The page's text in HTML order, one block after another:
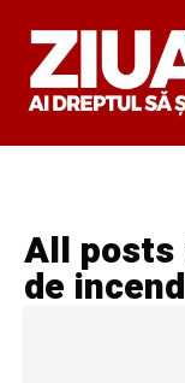
All posts
de